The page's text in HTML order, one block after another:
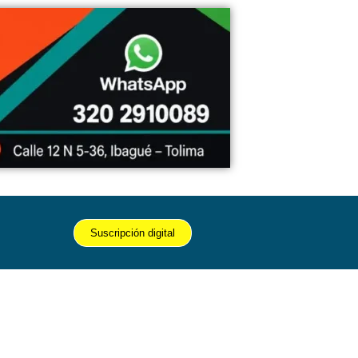
Suscripción digital